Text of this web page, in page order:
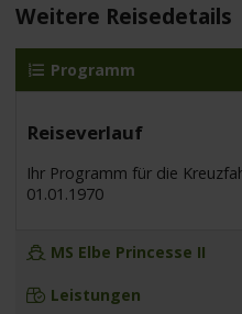
Weitere Reisedetails
Programm
Reiseverlauf
Ihr Programm für die
01.01.1970
MS Elbe Princesse II
Leistungen